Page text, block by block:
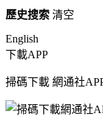
歷史搜索 清空
English
下載APP
掃碼下載 網通社